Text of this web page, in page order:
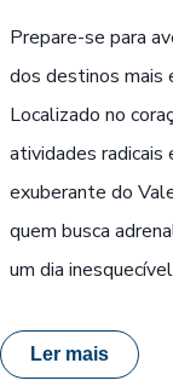
Prepare-se para
dos destinos mais
Localizado no
atividades
exuberante do
quem busca
um dia
Ler mais